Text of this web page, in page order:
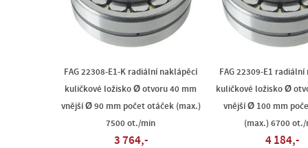
FAG 22308-E1-K radiální naklápěcí
kuličkové ložisko Ø otvoru 40 mm
vnější Ø 90 mm počet otáček (max.)
7500 ot./min
3 764,-
FAG 22309-E1
kuličkové ložisko Ø
vnější Ø 100 mm
(max.) 6700 ot./
4 184,-